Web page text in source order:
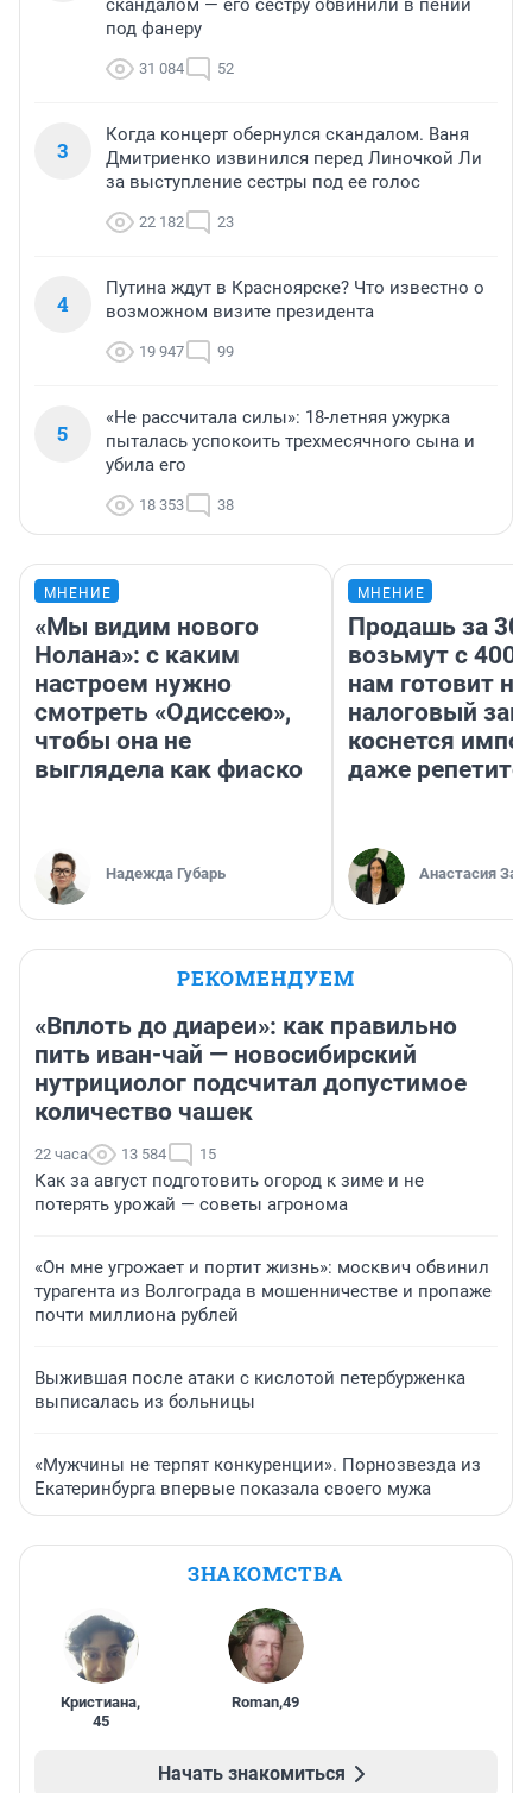
скандалом — его сестру обвинили в пении
под фанеру
31 084 52
3
Когда концерт обернулся скандалом. Ваня
Дмитриенко извинился перед Линочкой Ли
за выступление сестры под ее голос
22 182 23
4
Путина ждут в Красноярске? Что известно о
возможном визите президента
19 947 99
5
«Не рассчитала силы»: 18-летняя ужурка
пыталась успокоить трехмесячного сына и
убила его
18 353 38
МНЕНИЕ
«Мы видим нового
Нолана»: с каким
настроем нужно
смотреть «Одиссею»,
чтобы она не
выглядела как фиаско
Надежда Губарь
МНЕНИЕ
Продашь за
возьмут с
нам готовит
налоговый
коснется
даже
Анастасия
РЕКОМЕНДУЕМ
«Вплоть до диареи»: как правильно
пить иван-чай — новосибирский
нутрициолог подсчитал допустимое
количество чашек
22 часа 13 584 15
Как за август подготовить огород к зиме и не
потерять урожай — советы агронома
«Он мне угрожает и портит жизнь»: москвич обвинил
турагента из Волгограда в мошенничестве и пропаже
почти миллиона рублей
Выжившая после атаки с кислотой петербурженка
выписалась из больницы
«Мужчины не терпят конкуренции». Порнозвезда из
Екатеринбурга впервые показала своего мужа
ЗНАКОМСТВА
Кристиана,
45
Roman,49
Начать знакомиться